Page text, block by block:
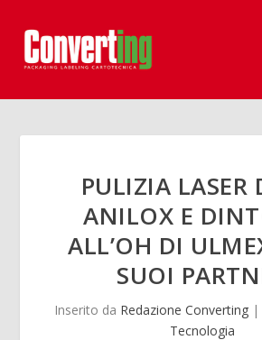
PULIZIA LASER
ANILOX E
ALL’OH DI
SUOI
Inserito da Redazione Converting|
Tecnologia